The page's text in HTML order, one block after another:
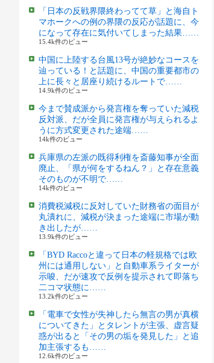
「日本の反戦界隈終わってて草」と海自ト
マホークへの例の界隈の反応が話題に、今
になって存在に気付いてしまった結果……
15.4k件のビュー
中国に上陸する台風13号が絶妙なコースを
辿っている！と話題に、中国の重要都市の
上に長々と居座り続けるルートで……
14.9k件のビュー
今まで賛成派から発言権を奪っていた減税
反対派、だが全員に発言権が与えられるよ
うに方式変更された途端……
14k件のビュー
兵庫県の左派の既得利権を斎藤知事が全面
廃止、「県が何をするねん？」と存在意義
そのものが不明で……
14k件のビュー
消費税減税に反対していた財務省の面目が
丸潰れに、減税が決まった途端に市場が動
き出したが……
13.9k件のビュー
「BYD Raccoと違って日本の軽規格では欧
州には通用しない」と自動車系ライターが
示唆、だが速攻で反例を提示されて即落ち
二コマ状態に……
13.2k件のビュー
「電車で女性が失神したら無言の男が真横
についてきた」とタレントが主張、虚言疑
惑が出ると「その男の垢を発見した」と追
加主張するも……
12.6k件のビュー